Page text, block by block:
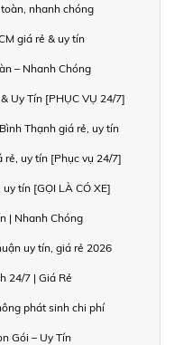
nhanh chóng
giá rẻ & uy tín
– Nhanh Chóng
Uy Tín [PHỤC VỤ 24/7]
Thạnh giá rẻ, uy tín
rẻ, uy tín [Phục vụ 24/7]
tín [GỌI LÀ CÓ XE]
| Nhanh Chóng
uy tín, giá rẻ 2026
24/7 | Giá Rẻ
phát sinh chi phí
Gói – Uy Tín